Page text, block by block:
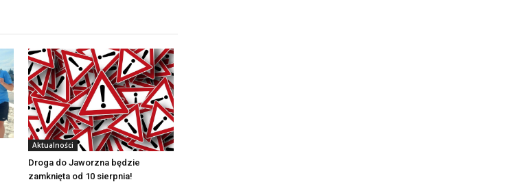
Aktualności
Droga do Jaworzna będzie
zamknięta od 10 sierpnia!